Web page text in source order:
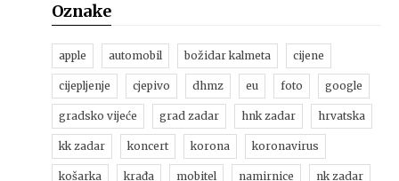
Oznake
apple automobil božidar kalmeta cijene
cijepljenje cjepivo dhmz eu foto google
gradsko vijeće grad zadar hnk zadar hrvatska
kk zadar koncert korona koronavirus
košarka krađa mobitel namirnice nk zadar